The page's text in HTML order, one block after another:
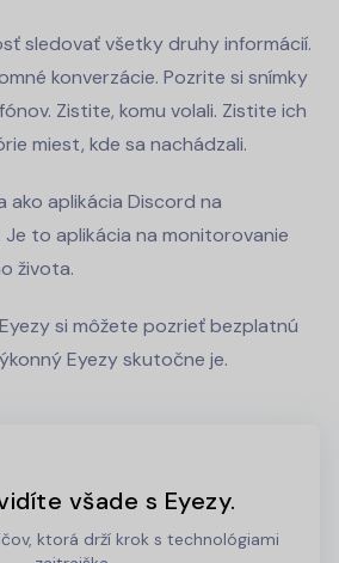
sledovať všetky druhy informácií.
konverzácie. Pozrite si snímky
Zistite, komu volali. Zistite ich
miest, kde sa nachádzali.
ako aplikácia Discord na
to aplikácia na monitorovanie
života.
si môžete pozrieť bezplatnú
Eyezy skutočne je.
všade s Eyezy.
ktorá drží krok s technológiami